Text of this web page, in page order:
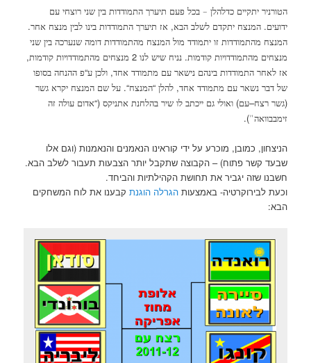
הטורניר יתקיים כדלהלן – בכל פעם תיערך התמודדות בין שני רוצחי עם
ידועים.המנצח יתקדם לשלב הבא,אז תיערך התמודדות בינו לבין מנצח אחר.
המנצח מהתמודדות זו יתמודד מול המנצח מהתמודדות דומה שנערכה בין שני
מנצחים מהתמודדויות קודמות.נניח שיש לנו2 מנצחים מהתמודדויות קודמות,
אז לאחר התמודדות בינהם נישאר עם מתמודד אחד,ולכן ע“פ ההנחה בסופו
של דבר נשאר עם מתמודד אחד,להלן“המנצח“.על שם המנצח יקרא גשר
(גשר רצח–עם)ואולי גם ייכתב לו שיר בהלחנת אתניקס(“אדום עולה זה
זימבבוואה”).
הניצחון, כמובן, מוכרע על ידי קוראינו הנאמנים והנאמנות (וגם אלו
שבעד קשר פתוח) – הקבוצה שתקבל יותר הצבעות תעבור לשלב הבא.
חשבנו שזה יגביר את תחושת הקהילתיות והביחד.
וכעת לבירוקרטיה- באמצעותהגרלה הוגנת קבענו את לוח המשחקים
הבא: